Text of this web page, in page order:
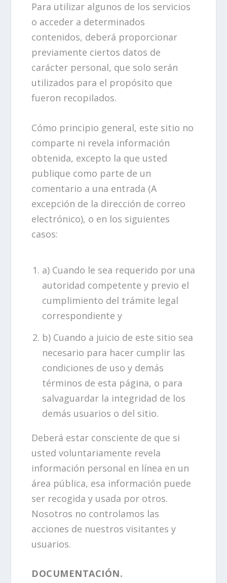
Para utilizar algunos de los servicios
o acceder a determinados
contenidos, deberá proporcionar
previamente ciertos datos de
carácter personal, que solo serán
utilizados para el propósito que
fueron recopilados.
Cómo principio general, este sitio no
comparte ni revela información
obtenida, excepto la que usted
publique como parte de un
comentario a una entrada (A
excepción de la dirección de correo
electrónico), o en los siguientes
casos:
a) Cuando le sea requerido por una
autoridad competente y previo el
cumplimiento del trámite legal
correspondiente y
b) Cuando a juicio de este sitio sea
necesario para hacer cumplir las
condiciones de uso y demás
términos de esta página, o para
salvaguardar la integridad de los
demás usuarios o del sitio.
Deberá estar consciente de que si
usted voluntariamente revela
información personal en línea en un
área pública, esa información puede
ser recogida y usada por otros.
Nosotros no controlamos las
acciones de nuestros visitantes y
usuarios.
DOCUMENTACIÓN.